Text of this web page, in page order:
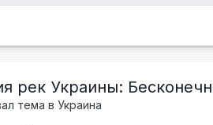
рек Украины:
тема в Украина